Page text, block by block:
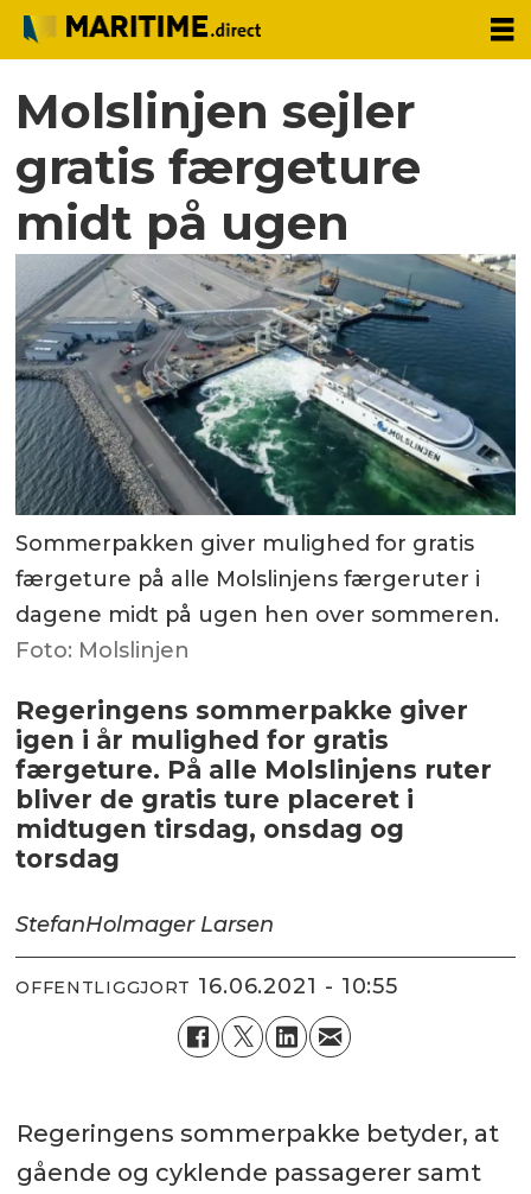
Molslinjen sejler
gratis færgeture
midt på ugen
Sommerpakken giver mulighed for gratis
færgeture på alle Molslinjens færgeruter i
dagene midt på ugen hen over sommeren.
Foto: Molslinjen
Regeringens sommerpakke giver
igen i år mulighed for gratis
færgeture. På alle Molslinjens ruter
bliver de gratis ture placeret i
midtugen tirsdag, onsdag og
torsdag
StefanHolmager Larsen
OFFENTLIGGJORT 16.06.2021 - 10:55
Regeringens sommerpakke betyder, at
gående og cyklende passagerer samt